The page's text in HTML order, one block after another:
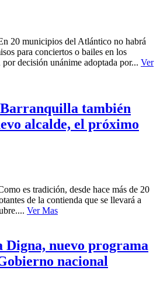
20 municipios del Atlántico no habrá
para conciertos o bailes en los
decisión unánime adoptada por... Ver
también
alcalde, el próximo
es tradición, desde hace más de 20
de la contienda que se llevará a
Ver Mas
Digna, nuevo programa
nacional